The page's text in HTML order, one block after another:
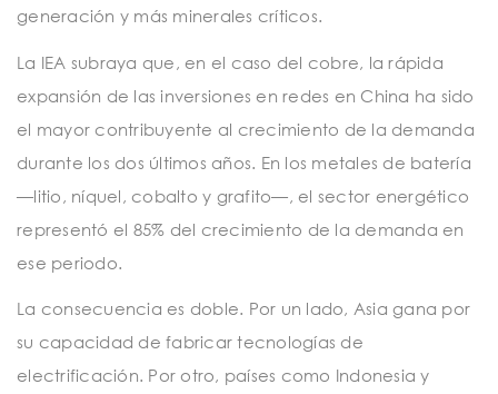
generación y más minerales críticos.
La IEA subraya que, en el caso del cobre, la rápida
expansión de las inversiones en redes en China ha sido
el mayor contribuyente al crecimiento de la demanda
durante los dos últimos años. En los metales de batería
—litio, níquel, cobalto y grafito—, el sector energético
representó el 85% del crecimiento de la demanda en
ese periodo.
La consecuencia es doble. Por un lado, Asia gana por
su capacidad de fabricar tecnologías de
electrificación. Por otro, países como Indonesia y